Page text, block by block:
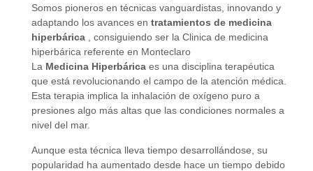
Somos pioneros en técnicas vanguardistas, innovando y
adaptando los avances en tratamientos de medicina
hiperbárica , consiguiendo ser la Clinica de medicina
hiperbárica referente en Monteclaro
La Medicina Hiperbárica es una disciplina terapéutica
que está revolucionando el campo de la atención médica.
Esta terapia implica la inhalación de oxígeno puro a
presiones algo más altas que las condiciones normales a
nivel del mar.
Aunque esta técnica lleva tiempo desarrollándose, su
popularidad ha aumentado desde hace un tiempo debido